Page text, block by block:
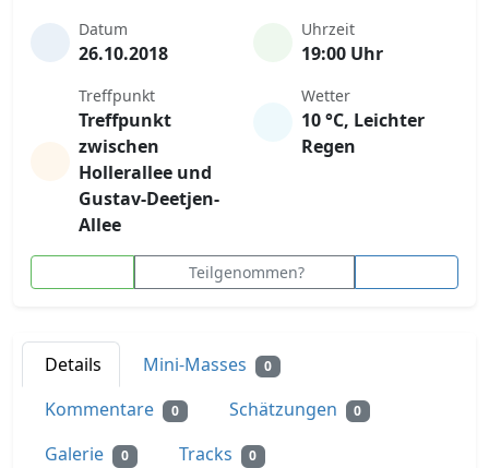
Datum
26.10.2018
Uhrzeit
19:00 Uhr
Treffpunkt
Treffpunkt
zwischen
Hollerallee und
Gustav-Deetjen-
Allee
Wetter
10 °C, Leichter
Regen
Teilgenommen?
Details Mini-Masses 0
Kommentare 0 Schätzungen 0
Galerie 0 Tracks 0